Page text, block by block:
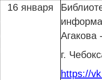
16 января
г.
https://